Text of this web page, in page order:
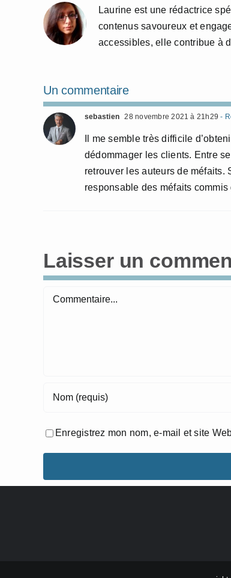
Laurine est une rédactrice
contenus savoureux et
accessibles, elle contribue à
Un commentaire
sebastien 28 novembre 2021 à 21h29 -
Il me semble très difficile
dédommager les clients. Entre
retrouver les auteurs de méfaits.
responsable des méfaits
Laisser un
Commentaire
Enregistrez mon nom, e-mail et site